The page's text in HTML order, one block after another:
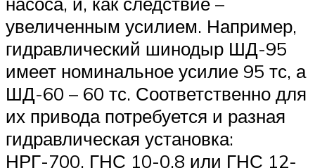
увеличенным усилием. Например,
гидравлический шинодыр ШД-95
имеет номинальное усилие 95 тс, а
ШД-60 – 60 тс. Соответственно для
их привода потребуется и разная
гидравлическая установка:
НРГ-700, ГНС 10-0,8 или ГНС 12-